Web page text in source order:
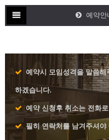
예약안
예약시 모임성격을 말씀
하겠습니다.
예약 신청후 취소는 전화
필히 연락처를 남겨주셔야